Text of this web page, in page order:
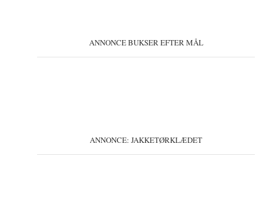
ANNONCE BUKSER EFTER MÅL
ANNONCE: JAKKETØRKLÆDET